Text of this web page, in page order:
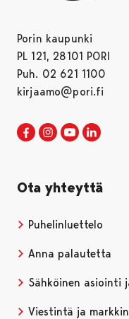
Porin kaupunki
PL 121, 28101 PORI
Puh. 02 621 1100
kirjaamo@pori.fi
Porin kaupunki
Avautuu uudessa
Porin
Avautuu
Porin
Avautuu
Ota yhteyttä
Puhelinluettelo
Anna palautetta
Sähköinen asiointi
Viestintä ja